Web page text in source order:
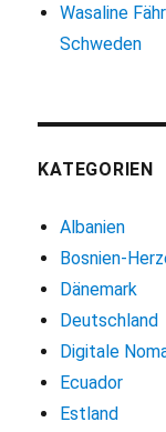
Wasaline
Schweden
KATEGORIEN
Albanien
Bosnien-
Dänemark
Deutschland
Digitale
Ecuador
Estland